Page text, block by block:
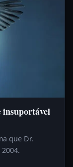
insuportável
que Dr.